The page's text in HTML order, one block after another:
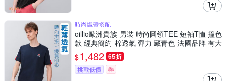
時尚織帶搭配
oillio歐洲貴族 男裝 時尚圓領TEE 短袖T恤 撞色
款 經典簡約 棉透氣 彈力 藏青色 法國品牌 有大
尺碼
$1,482 65折
挑戰低價 券